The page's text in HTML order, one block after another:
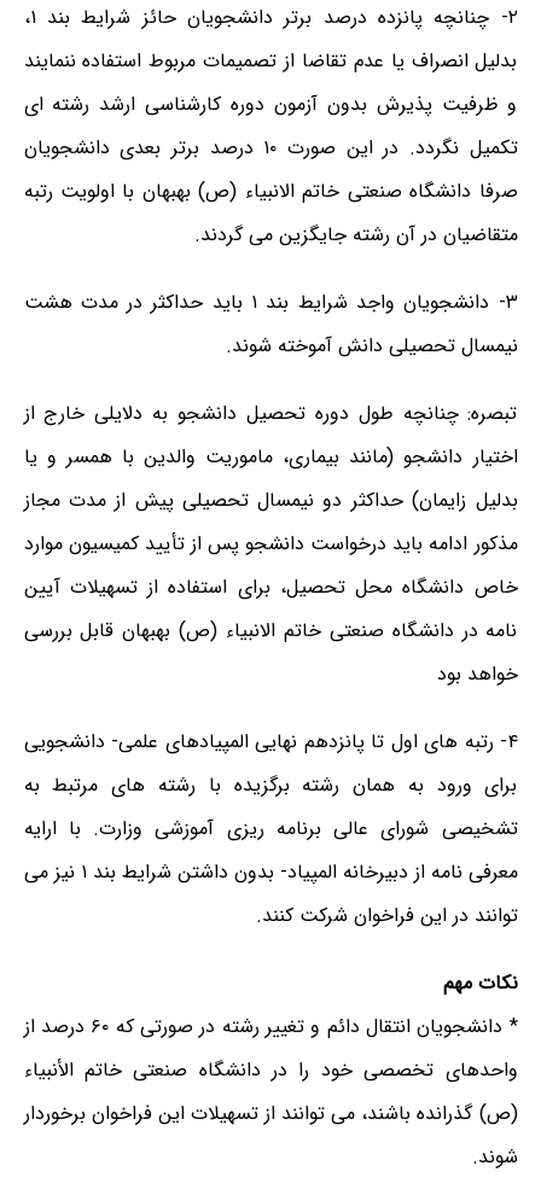
۲- چنانچه پانزده درصد برتر دانشجویان حائز شرایط بند ۱،
بدلیل انصراف یا عدم تقاضا از تصمیمات مربوط استفاده ننمایند
و ظرفیت پذیرش بدون آزمون دوره کارشناسی ارشد رشته ای
تکمیل نگردد. در این صورت ۱۰ درصد برتر بعدی دانشجویان
صرفا دانشگاه صنعتی خاتم الانبیاء (ص) بهبهان با اولویت رتبه
متقاضیان در آن رشته جایگزین می گردند.
۳- دانشجویان واجد شرایط بند ۱ باید حداکثر در مدت هشت
نیمسال تحصیلی دانش آموخته شوند.
تبصره: چنانچه طول دوره تحصیل دانشجو به دلایلی خارج از
اختیار دانشجو (مانند بیماری، ماموریت والدین با همسر و یا
بدلیل زایمان) حداکثر دو نیمسال تحصیلی پیش از مدت مجاز
مذکور ادامه باید درخواست دانشجو پس از تأیید کمیسیون موارد
خاص دانشگاه محل تحصیل، برای استفاده از تسهیلات آیین
نامه در دانشگاه صنعتی خاتم الانبیاء (ص) بهبهان قابل بررسی
خواهد بود
۴- رتبه های اول تا پانزدهم نهایی المپیادهای علمی- دانشجویی
برای ورود به همان رشته برگزیده با رشته های مرتبط به
تشخیصی شورای عالی برنامه ریزی آموزشی وزارت. با ارایه
معرفی نامه از دبیرخانه المپیاد- بدون داشتن شرایط بند ۱ نیز می
توانند در این فراخوان شرکت کنند.
نکات مهم
* دانشجویان انتقال دائم و تغییر رشته در صورتی که ۶۰ درصد از
واحدهای تخصصی خود را در دانشگاه صنعتی خاتم الأنبیاء
(ص) گذرانده باشند، می توانند از تسهیلات این فراخوان برخوردار
شوند.